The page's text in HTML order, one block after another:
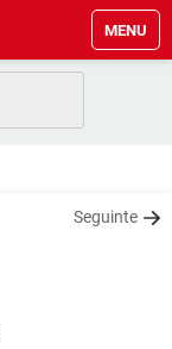
MENU
Seguinte